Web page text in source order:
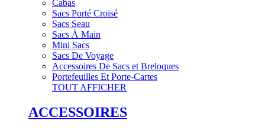
Cabas
Sacs Porté Croisé
Sacs Seau
Sacs À Main
Mini Sacs
Sacs De Voyage
Accessoires De Sacs et Breloques
Portefeuilles Et Porte-Cartes
TOUT AFFICHER
ACCESSOIRES